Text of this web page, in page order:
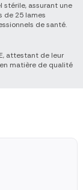
stérile, assurant une
de 25 lames
de santé.
attestant de leur
matière de qualité